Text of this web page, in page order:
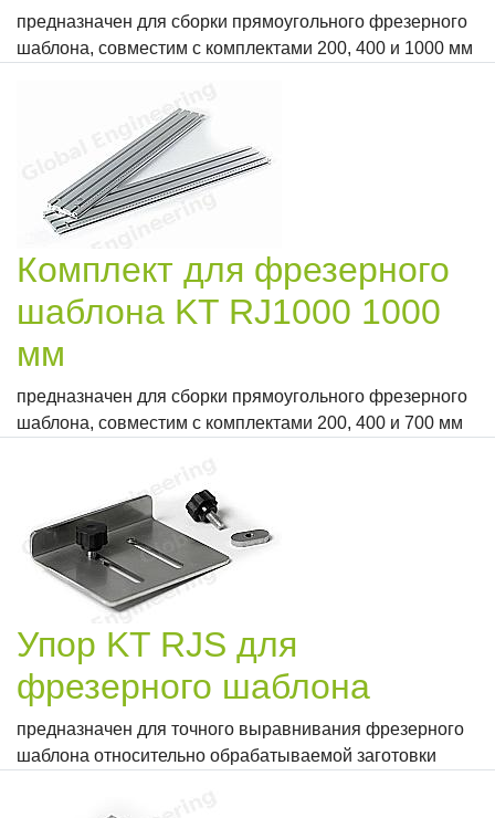
предназначен для сборки прямоугольного фрезерного
шаблона, совместим с комплектами 200, 400 и 1000 мм
Комплект для фрезерного
шаблона KT RJ1000 1000
мм
предназначен для сборки прямоугольного фрезерного
шаблона, совместим с комплектами 200, 400 и 700 мм
Упор KT RJS для
фрезерного шаблона
предназначен для точного выравнивания фрезерного
шаблона относительно обрабатываемой заготовки